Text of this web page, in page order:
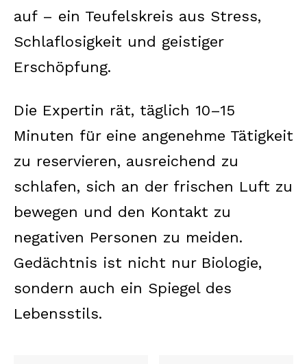
auf – ein Teufelskreis aus Stress,
Schlaflosigkeit und geistiger
Erschöpfung.
Die Expertin rät, täglich 10–15
Minuten für eine angenehme Tätigkeit
zu reservieren, ausreichend zu
schlafen, sich an der frischen Luft zu
bewegen und den Kontakt zu
negativen Personen zu meiden.
Gedächtnis ist nicht nur Biologie,
sondern auch ein Spiegel des
Lebensstils.